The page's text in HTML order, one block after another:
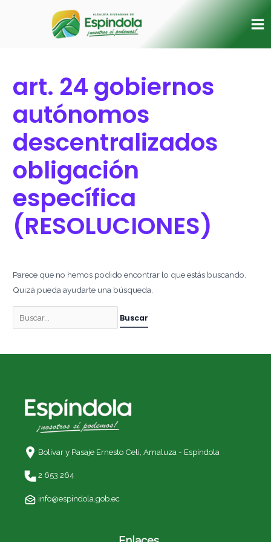
art. 24 gobiernos
autónomos
descentralizados
obligación
específica
(RESOLUCIONES)
Parece que no hemos podido encontrar lo que estás buscando.
Quizá pueda ayudarte una búsqueda.
Bolívar y Pasaje Ernesto Celi, Amaluza - Espíndola
2 653 264
info@espindola.gob.ec